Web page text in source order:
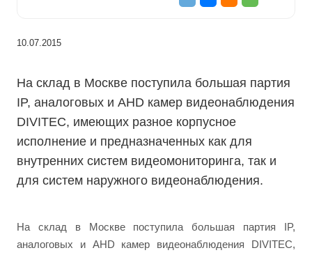
10.07.2015
На склад в Москве поступила большая партия
IP, аналоговых и AHD камер видеонаблюдения
DIVITEC, имеющих разное корпусное
исполнение и предназначенных как для
внутренних систем видеомониторинга, так и
для систем наружного видеонаблюдения.
На склад в Москве поступила большая партия IP,
аналоговых и AHD камер видеонаблюдения DIVITEC,